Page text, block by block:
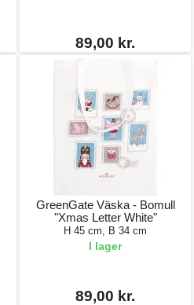
89,00 kr.
GreenGate Väska - Bomull
"Xmas Letter White"
H 45 cm, B 34 cm
I lager
89,00 kr.